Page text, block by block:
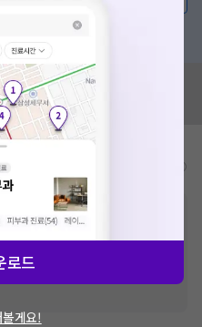
양한 게시글 보러가기
?
제 가격과 상이할 수 있으니, 정확
세요.
에 고지되어 있는 급여 진료 기준 가
추가되어, 병원마다 금액이 다르게
로드
게요!